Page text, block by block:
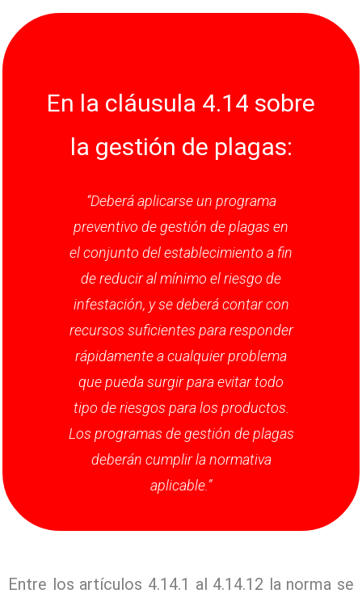
En la cláusula 4.14 sobre
la gestión de plagas:
“Deberá aplicarse un programa
preventivo de gestión de plagas en
el conjunto del establecimiento a fin
de reducir al mínimo el riesgo de
infestación, y se deberá contar con
recursos suficientes para responder
rápidamente a cualquier problema
que pueda surgir para evitar todo
tipo de riesgos para los productos.
Los programas de gestión de plagas
deberán cumplir la normativa
aplicable.”
Entre los artículos 4.14.1 al 4.14.12 la norma se